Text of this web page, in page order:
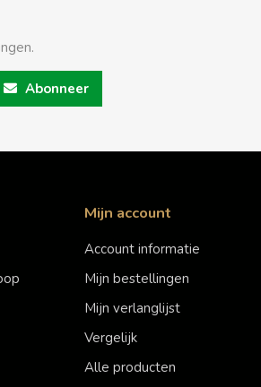
Abonneer
Mijn account
Account informatie
Mijn bestellingen
Mijn verlanglijst
Vergelijk
Alle producten